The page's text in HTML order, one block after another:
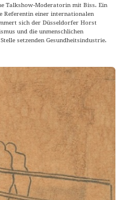
Talkshow-Moderatorin mit Biss. Ein
Referentin einer internationalen
sich der Düsseldorfer Horst
und die unmenschlichen
setzenden Gesundheitsindustrie.